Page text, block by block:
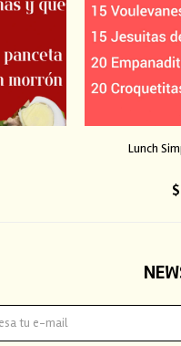
Lunch
$